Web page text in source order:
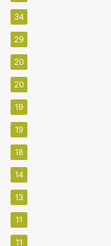
34
29
20
20
19
19
18
14
13
11
11